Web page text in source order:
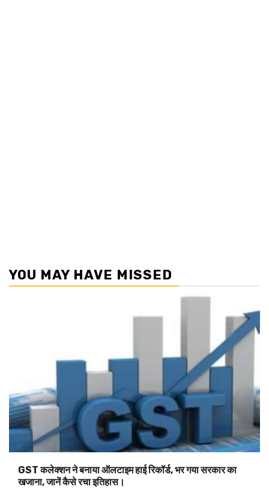
YOU MAY HAVE MISSED
GST कलेक्शन ने बनाया ऑलटाइम हाई रिकॉर्ड, भर गया सरकार का
खजाना, जानें कैसे रचा इतिहास।